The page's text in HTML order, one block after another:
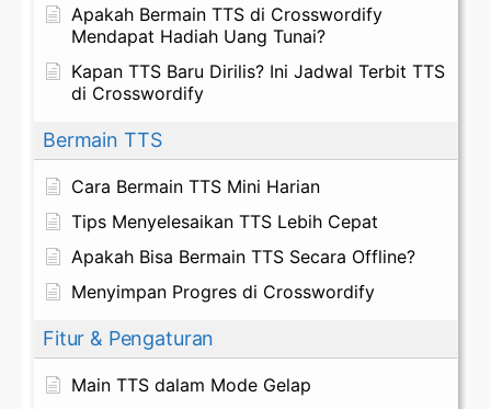
Apakah Bermain TTS di Crosswordify
Mendapat Hadiah Uang Tunai?
Kapan TTS Baru Dirilis? Ini Jadwal Terbit TTS
di Crosswordify
Bermain TTS
Cara Bermain TTS Mini Harian
Tips Menyelesaikan TTS Lebih Cepat
Apakah Bisa Bermain TTS Secara Offline?
Menyimpan Progres di Crosswordify
Fitur & Pengaturan
Main TTS dalam Mode Gelap